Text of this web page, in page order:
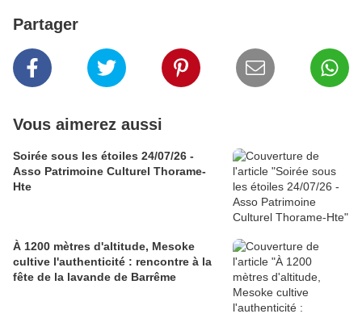
Partager
Vous aimerez aussi
Soirée sous les étoiles 24/07/26 -
Asso Patrimoine Culturel Thorame-
Hte
À 1200 mètres d'altitude, Mesoke
cultive l'authenticité : rencontre à la
fête de la lavande de Barrême